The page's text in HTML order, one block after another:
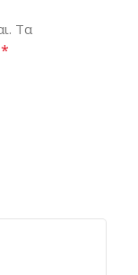
Τα
*